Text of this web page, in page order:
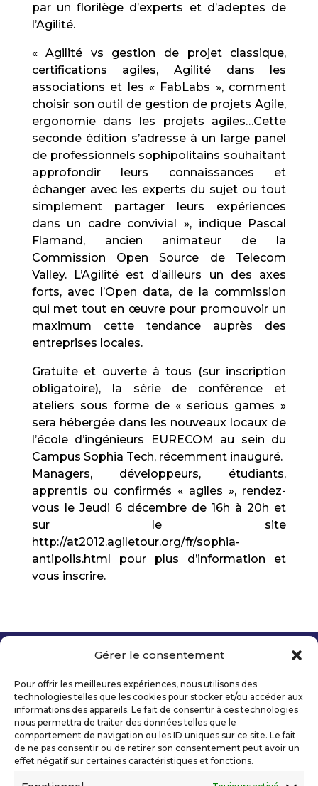
Gérer le consentement
Pour offrir les meilleures expériences, nous utilisons des
technologies telles que les cookies pour stocker et/ou accéder aux
informations des appareils. Le fait de consentir à ces technologies
nous permettra de traiter des données telles que le
comportement de navigation ou les ID uniques sur ce site. Le fait
de ne pas consentir ou de retirer son consentement peut avoir un
effet négatif sur certaines caractéristiques et fonctions.
par un florilège d’experts et d’adeptes de
l’Agilité.
« Agilité vs gestion de projet classique,
certifications agiles, Agilité dans les
associations et les « FabLabs », comment
choisir son outil de gestion de projets Agile,
ergonomie dans les projets agiles…Cette
seconde édition s’adresse à un large panel
de professionnels sophipolitains souhaitant
approfondir leurs connaissances et
échanger avec les experts du sujet ou tout
simplement partager leurs expériences
dans un cadre convivial », indique Pascal
Flamand, ancien animateur de la
Commission Open Source de Telecom
Valley. L’Agilité est d’ailleurs un des axes
forts, avec l’Open data, de la commission
qui met tout en œuvre pour promouvoir un
maximum cette tendance auprès des
entreprises locales.
Gratuite et ouverte à tous (sur inscription
obligatoire), la série de conférence et
ateliers sous forme de « serious games »
sera hébergée dans les nouveaux locaux de
l’école d’ingénieurs EURECOM au sein du
Campus Sophia Tech, récemment inauguré.
Managers, développeurs, étudiants,
apprentis ou confirmés « agiles », rendez-
vous le Jeudi 6 décembre de 16h à 20h et
sur le site
http://at2012.agiletour.org/fr/sophia-
antipolis.html pour plus d’information et
vous inscrire.
Mentions légales
Politique de confidentialité
Déclaration d’accessibilité numérique
Ils nous soutiennent